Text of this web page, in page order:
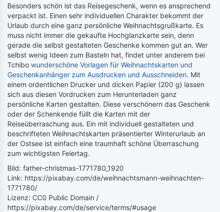
Besonders schön ist das Reisegeschenk, wenn es ansprechend
verpackt ist. Einen sehr individuellen Charakter bekommt der
Urlaub durch eine ganz persönliche Weihnachtsgrußkarte. Es
muss nicht immer die gekaufte Hochglanzkarte sein, denn
gerade die selbst gestalteten Geschenke kommen gut an. Wer
selbst wenig Ideen zum Basteln hat, findet unter anderem bei
Tchibo wunderschöne Vorlagen für Weihnachtskarten und
Geschenkanhänger zum Ausdrucken und Ausschneiden. Mit
einem ordentlichen Drucker und dicken Papier (200 g) lassen
sich aus diesen Vordrucken zum Herunterladen ganz
persönliche Karten gestalten. Diese verschönern das Geschenk
oder der Schenkende füllt die Karten mit der
Reiseüberraschung aus. Ein mit individuell gestalteten und
beschrifteten Weihnachtskarten präsentierter Winterurlaub an
der Ostsee ist einfach eine traumhaft schöne Überraschung
zum wichtigsten Feiertag.
Bild: father-christmas-1771780_1920
Link: https://pixabay.com/de/weihnachtsmann-weihnachten-
1771780/
Lizenz: CC0 Public Domain /
https://pixabay.com/de/service/terms/#usage